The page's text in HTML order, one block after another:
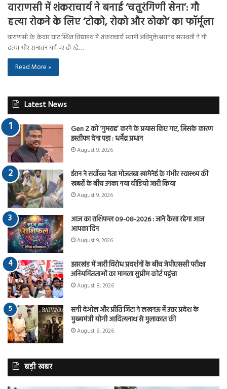
वाराणसी में शंकराचार्य ने बनाई ‘चतुरंगिणी सेना’: गौ
हत्या रोकने के लिए ‘टोको, रोको और ठोको’ का फॉर्मूला
वाराणसी के केदार घाट स्थित विद्यामठ में शंकराचार्य स्वामी अविमुक्तेश्वरानंद सरस्वती ने गौ
हत्या और सनातन धर्म पर हो रहे…
Read More »
Latest News
Gen Z को ‘गुमराह’ करने के प्रयास किए गए, जिसके कारण
इस्तीफा देना पड़ा : धर्मेंद्र प्रधान
August 9, 2026
ईरान ने सर्वोच्च नेता मोजतबा खामेनेई के गंभीर स्वास्थ्य की
खबरों के बीच उनका नया वीडियो जारी किया
August 9, 2026
आज का राशिफल 09-08-2026 : जाने कैसा रहेगा आज
आपका दिन
August 9, 2026
झारखंड में जारी विरोध प्रदर्शनों के बीच जेपीएससी परीक्षा
अनियमितताओं का मामला सुप्रीम कोर्ट पहुंचा
August 8, 2026
सनी देओल और प्रीति जिंटा ने लखनऊ में उत्तर प्रदेश के
मुख्यमंत्री योगी आदित्यनाथ से मुलाकात की
August 8, 2026
बड़ी खबर